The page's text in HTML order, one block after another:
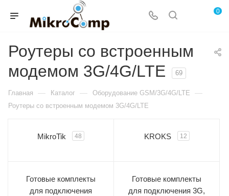
0
Роутеры со встроенным
модемом 3G/4G/LTE
69
Главная — Каталог — Оборудование GSM/3G/4G/LTE —
Роутеры со встроенным модемом 3G/4G/LTE
MikroTik 48 KROKS 12
Готовые комплекты
для подключения
Готовые комплекты
для подключения 3G,